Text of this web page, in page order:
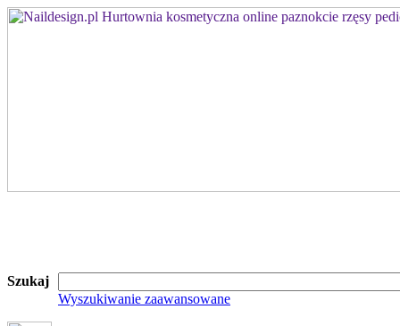
Szukaj
Wyszukiwanie zaawansowane